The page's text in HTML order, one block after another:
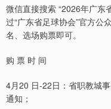
微信直接搜索 “2026年广东
过“广东省足球协会”官方公
名、选场购票即可。
购 票 时 间
4月20 日-22日：省职教城
通知；